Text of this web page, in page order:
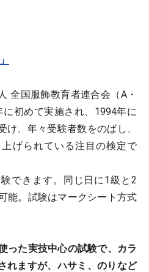
全国服飾教育者連合会（A・
初めて実施され、1994年に
、年々受験者数をのばし、
げられている注目の検定で
できます。同じ日に1級と2
能。試験はマークシート方式
った実技中心の試験で、カラ
れますが、ハサミ、のりなど